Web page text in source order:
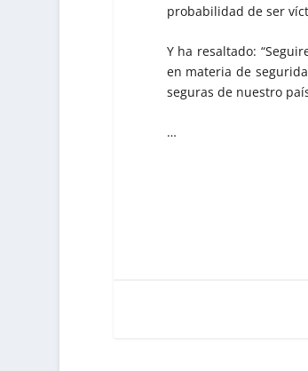
probabilidad de ser
Y ha resaltado:
en materia de
seguras de nuestro
…